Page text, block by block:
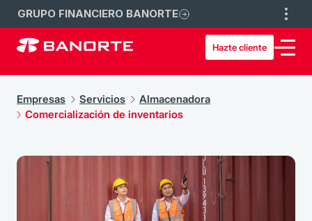
GRUPO FINANCIERO BANORTE
Hazte cliente
Empresas Servicios
Almacenadora
Comercialización de inventarios